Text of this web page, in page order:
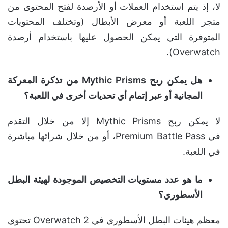
لا، إذ يتم استخدام العملات أو الأرصدة لفتح المحتوى من
متجر اللعبة أو معرض الأبطال (وتختلف المحتويات
المتوفرة التي يمكن الحصول عليها باستخدام أرصدة
Overwatch).
هل يمكن ربح Mythic Prisms من تذكرة المعركة
المجانية أو عبر إتمام أي تحديات أخرى في اللعبة؟
لا يمكن ربح Mythic Prisms إلا من خلال التقدم
في Premium Battle Pass، أو من خلال شرائها مباشرة
في اللعبة.
ما هو عدد مستويات التخصيص الموجودة لهيئة البطل
الأسطوري؟
معظم هيئات البطل الأسطوري في Overwatch 2 تحتوي